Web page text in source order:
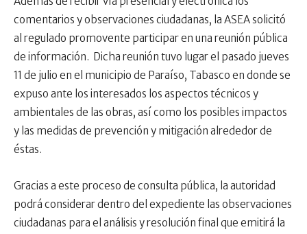
comentarios y observaciones ciudadanas, la ASEA solicitó
al regulado promovente participar en una reunión pública
de información. Dicha reunión tuvo lugar el pasado jueves
11 de julio en el municipio de Paraíso, Tabasco en donde se
expuso ante los interesados los aspectos técnicos y
ambientales de las obras, así como los posibles impactos
y las medidas de prevención y mitigación alrededor de
éstas.
Gracias a este proceso de consulta pública, la autoridad
podrá considerar dentro del expediente las observaciones
ciudadanas para el análisis y resolución final que emitirá la